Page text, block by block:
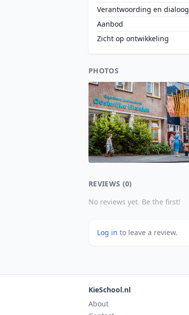
Verantwoording en dialoog
Aanbod
Zicht op ontwikkeling
PHOTOS
REVIEWS (0)
No reviews yet. Be the first!
Log in to leave a review.
KieSchool.nl
About